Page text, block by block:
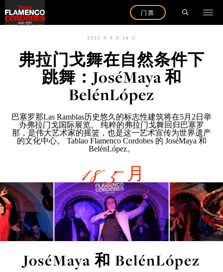
门票
返回新闻
2022 年 5 月 18 日
弗拉门戈舞在自然条件下
跳舞：JoséMaya 和
BelénLópez
巴塞罗那Las Ramblas历史悠久的标志性建筑将在5月2日举
办弗拉门戈国际展览。 纯粹的弗拉门戈舞回归巴塞罗
那，是伟大艺术家的摇篮，也是这一艺术宣传为世界遗产
的文化中心。
Tablao Flamenco Cordobes的 JoséMaya 和
BelénLópez。
18 5 月
JoséMaya 和 BelénLópez